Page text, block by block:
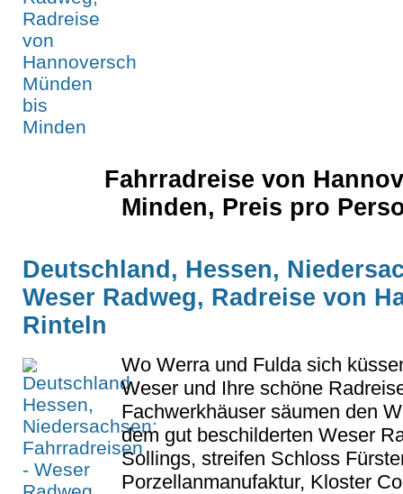
Fahrradreise von
Minden, Preis pro
Deutschland, Hessen,
Weser Radweg, Radreise von
Rinteln
Wo Werra und Fulda sich
Weser und Ihre schöne
Fachwerkhäuser säumen den
dem gut beschilderten Weser
Sollings, streifen Schloss
Porzellanmanufaktur, Kloster